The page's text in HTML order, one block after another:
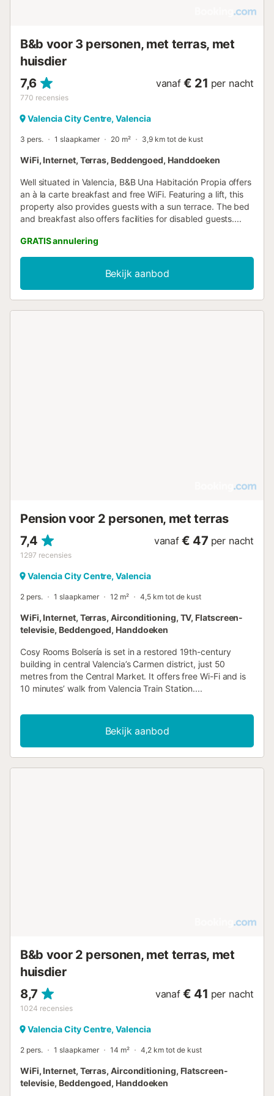
B&b voor 3 personen, met terras, met
huisdier
7,6
770 recensies
vanaf € 21 per nacht
Valencia City Centre, Valencia
3 pers. 1 slaapkamer 20 m² 3,9 km tot de kust
WiFi, Internet, Terras, Beddengoed, Handdoeken
Well situated in Valencia, B&B Una Habitación Propia offers
an à la carte breakfast and free WiFi. Featuring a lift, this
property also provides guests with a sun terrace. The bed
and breakfast also offers facilities for disabled guests....
GRATIS annulering
Bekijk aanbod
Pension voor 2 personen, met terras
7,4
1297 recensies
vanaf € 47 per nacht
Valencia City Centre, Valencia
2 pers. 1 slaapkamer 12 m² 4,5 km tot de kust
WiFi, Internet, Terras, Airconditioning, TV, Flatscreen-
televisie, Beddengoed, Handdoeken
Cosy Rooms Bolsería is set in a restored 19th-century
building in central Valencia’s Carmen district, just 50
metres from the Central Market. It offers free Wi-Fi and is
10 minutes’ walk from Valencia Train Station....
Bekijk aanbod
B&b voor 2 personen, met terras, met
huisdier
8,7
1024 recensies
vanaf € 41 per nacht
Valencia City Centre, Valencia
2 pers. 1 slaapkamer 14 m² 4,2 km tot de kust
WiFi, Internet, Terras, Airconditioning, Flatscreen-
televisie, Beddengoed, Handdoeken